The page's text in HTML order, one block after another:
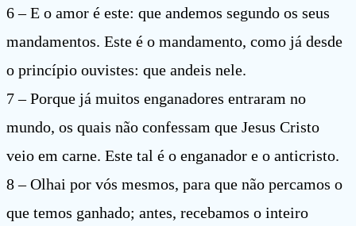
6 – E o amor é este: que andemos segundo os seus
mandamentos. Este é o mandamento, como já desde
o princípio ouvistes: que andeis nele.
7 – Porque já muitos enganadores entraram no
mundo, os quais não confessam que Jesus Cristo
veio em carne. Este tal é o enganador e o anticristo.
8 – Olhai por vós mesmos, para que não percamos o
que temos ganhado; antes, recebamos o inteiro